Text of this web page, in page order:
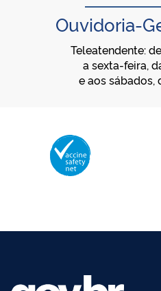
Ouvidoria-
Teleatendente:
a sexta-feira,
e aos sábados,